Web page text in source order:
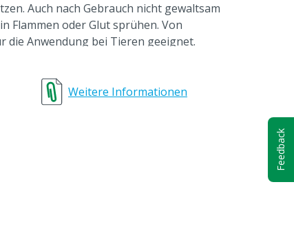
Auch nach Gebrauch nicht gewaltsam
Flammen oder Glut sprühen. Von
Anwendung bei Tieren geeignet.
verschmutzte Kleidung wechseln. Spray
Weitere Informationen
Feedback